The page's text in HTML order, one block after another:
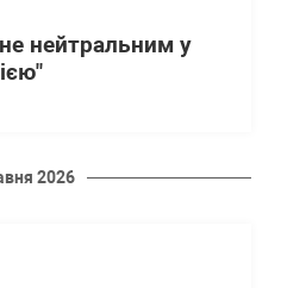
нейтральним у
2026